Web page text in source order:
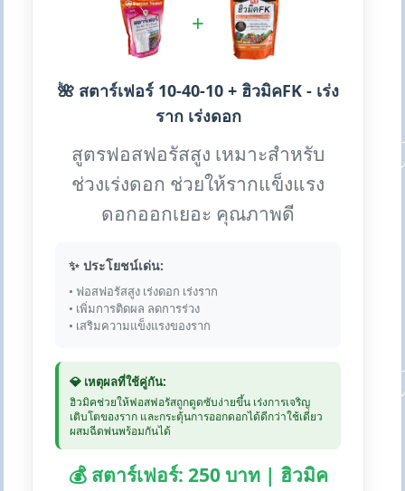
+
🌺 สตาร์เฟอร์ 10-40-10 + ฮิวมิคFK - เร่ง
ราก เร่งดอก
สูตรฟอสฟอรัสสูง เหมาะสำหรับ
ช่วงเร่งดอก ช่วยให้รากแข็งแรง
ดอกออกเยอะ คุณภาพดี
✨ ประโยชน์เด่น:
• ฟอสฟอรัสสูง เร่งดอก เร่งราก
• เพิ่มการติดผล ลดการร่วง
• เสริมความแข็งแรงของราก
💎 เหตุผลที่ใช้คู่กัน:
ฮิวมิคช่วยให้ฟอสฟอรัสถูกดูดซับง่ายขึ้น เร่งการเจริญ
เติบโตของราก และกระตุ้นการออกดอกได้ดีกว่าใช้เดี่ยว
ผสมฉีดพ่นพร้อมกันได้
💰 สตาร์เฟอร์: 250 บาท | ฮิวมิค